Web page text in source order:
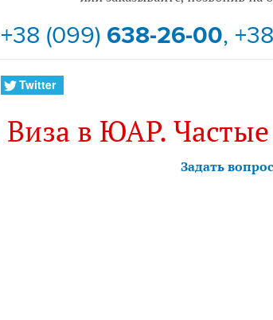
+38 (099) 638-26-00,
Twitter
Виза в ЮАР.
Задать вопрос